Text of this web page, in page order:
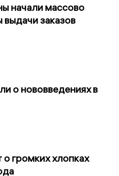
начали массово
выдачи заказов
о нововведениях в
громких хлопках